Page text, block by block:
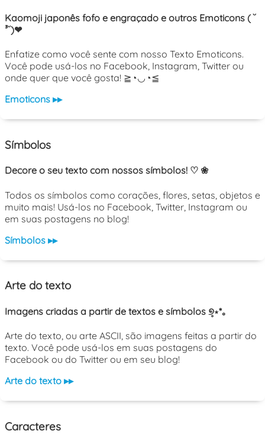
Kaomoji japonês fofo e engraçado e outros Emoticons ( ˘
³˘)❤
Enfatize como você sente com nosso Texto Emoticons.
Você pode usá-los no Facebook, Instagram, Twitter ou
onde quer que você gosta! ≧◔◡◔≦
Emoticons ▸▸
Símbolos
Decore o seu texto com nossos símbolos! ♡ ❀
Todos os símbolos como corações, flores, setas, objetos e
muito mais! Usá-los no Facebook, Twitter, Instagram ou
em suas postagens no blog!
Símbolos ▸▸
Arte do texto
Imagens criadas a partir de textos e símbolos ୭̥⋆*｡
Arte do texto, ou arte ASCII, são imagens feitas a partir do
texto. Você pode usá-los em suas postagens do
Facebook ou do Twitter ou em seu blog!
Arte do texto ▸▸
Caracteres